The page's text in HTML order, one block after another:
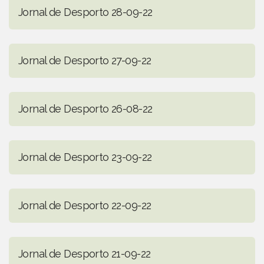
Jornal de Desporto 28-09-22
Jornal de Desporto 27-09-22
Jornal de Desporto 26-08-22
Jornal de Desporto 23-09-22
Jornal de Desporto 22-09-22
Jornal de Desporto 21-09-22